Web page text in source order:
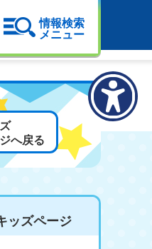
情報検索
メニュー
へ戻る
ッズページ